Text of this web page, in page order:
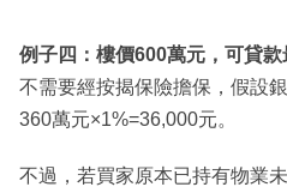
例子四：樓價600萬元，可貸款
不需要經按揭保險擔保，假設
360萬元×1%=36,000元。
不過，若買家原本已持有物業